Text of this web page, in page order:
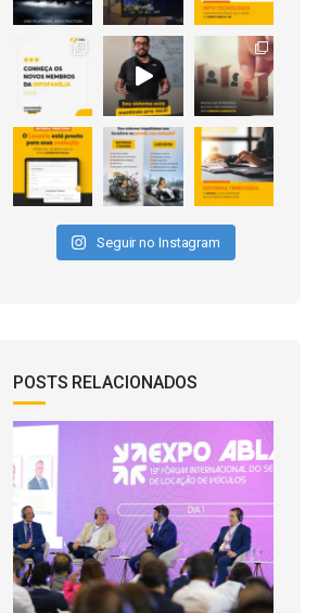
Seguir no Instagram
POSTS RELACIONADOS